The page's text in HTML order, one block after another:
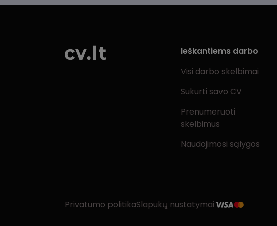
Ieškantiems darbo
Visi darbo skelbimai
Sukurti savo CV
Prenumeruoti
skelbimus
Naudojimosi sąlygos
Privatumo politikaSlapukų nustatymai